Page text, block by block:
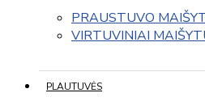
PRAUSTUVO
VIRTUVINIAI
PLAUTUVĖS